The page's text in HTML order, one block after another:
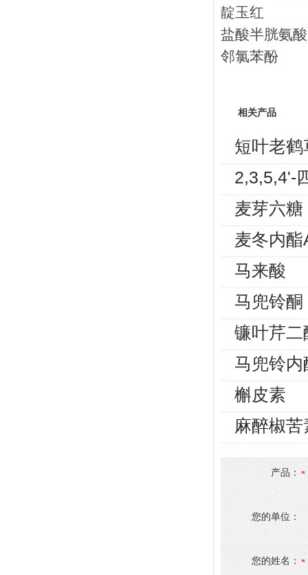
靛玉红
盐酸半胱氨酸
邻氯苯酚
相关产品
短叶老
2,3,5,4'-
麦芽六糖
麦冬内酯
马来酸
马兜铃酮
镰叶芹二
马兜铃内
槲皮素
麻醉椒苦
产品：
您的单位：
您的姓名：